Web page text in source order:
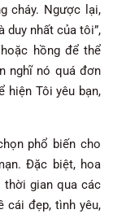
cháy. Ngược lại,
duy nhất của tôi”,
hồng để thể
nghĩ nó quá đơn
hiện Tôi yêu bạn,
phổ biến cho
Đặc biệt, hoa
thời gian qua các
cái đẹp, tình yêu,